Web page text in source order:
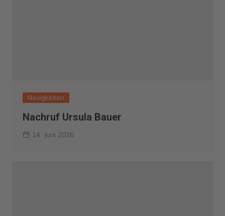
Neuigkeiten
Nachruf Ursula Bauer
14. Juni 2026